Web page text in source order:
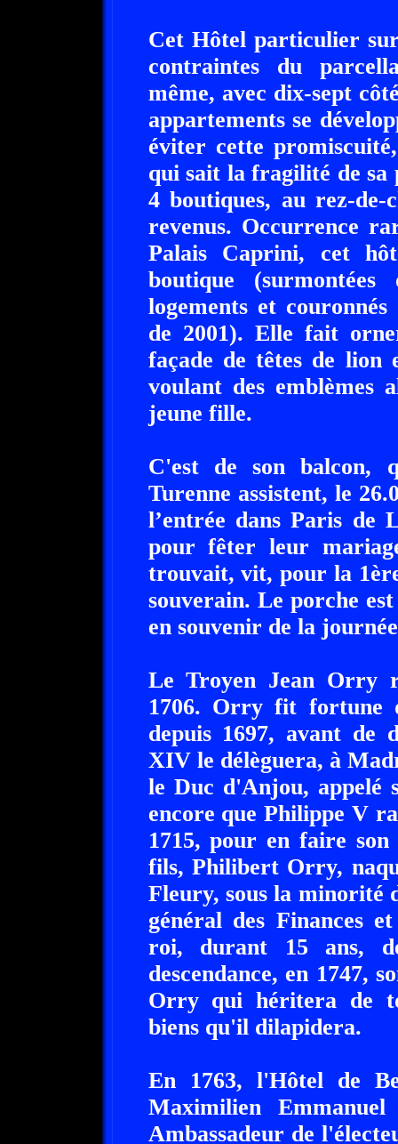
Cet Hôtel particulier
contraintes du
même, avec dix-sept
appartements se
éviter cette
qui sait la fragilité de
4 boutiques, au rez-de-
revenus. Occurrence
Palais Caprini, cet
boutique
logements et
de 2001). Elle fait
façade de têtes de lion
voulant des emblèmes
jeune fille.
C'est de son balcon,
Turenne assistent, le
l’entrée dans Paris de
pour fêter leur
trouvait, vit, pour la
souverain. Le porche
en souvenir de la
Le Troyen Jean Orry
1706. Orry fit fortune
depuis 1697, avant de
XIV le délèguera, à
le Duc d'Anjou, appelé
encore que Philippe V
1715, pour en faire
fils, Philibert Orry,
Fleury, sous la minorité
général des Finances
roi, durant 15 ans,
descendance, en 1747,
Orry qui héritera de
biens qu'il dilapidera.
En 1763, l'Hôtel de
Maximilien
Ambassadeur de